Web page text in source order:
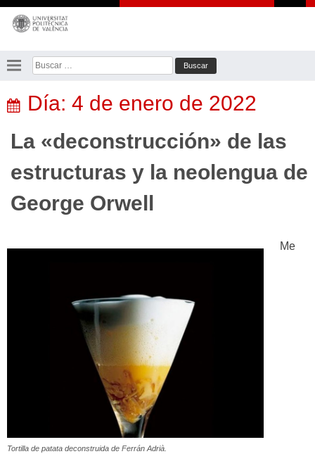
Saltar
contenido
Buscar:
Día: 4 de enero de 2022
La «deconstrucción» de las
estructuras y la neolengua de
George Orwell
Tortilla de patata deconstruida de Ferrán Adrià.
Me